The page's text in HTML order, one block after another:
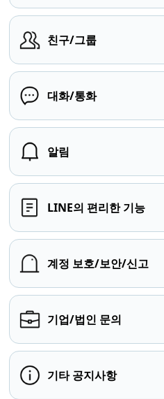
친구/그룹
대화/통화
알림
LINE의 편리한 기능
계정 보호/보안/신고
기업/법인 문의
기타 공지사항